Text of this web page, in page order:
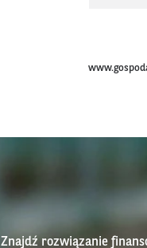
Znajdź rozwiązanie